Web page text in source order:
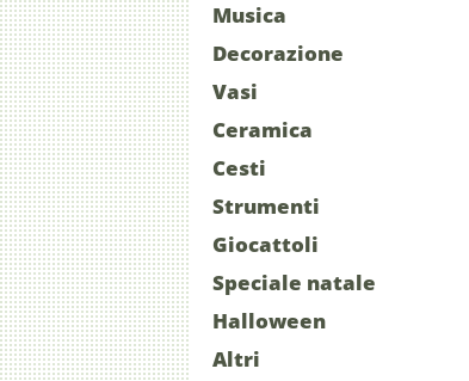
Musica
Decorazione
Vasi
Ceramica
Cesti
Strumenti
Giocattoli
Speciale natale
Halloween
Altri